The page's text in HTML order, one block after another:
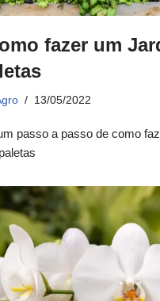
fazer um
13/05/2022
passo a passo de como